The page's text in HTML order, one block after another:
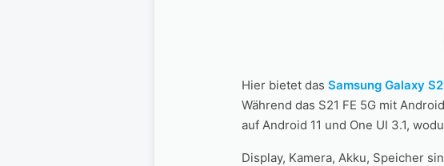
Hier bietet das Samsung Galaxy
Während das S21 FE 5G mit
auf Android 11 und One UI 3.1,
Display, Kamera, Akku, Speicher